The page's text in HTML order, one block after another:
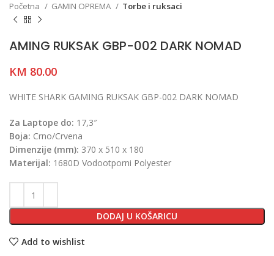
Početna GAMIN OPREMA Torbe i ruksaci
AMING RUKSAK GBP-002 DARK NOMAD
KM 80.00
WHITE SHARK GAMING RUKSAK GBP-002 DARK NOMAD
Za Laptope do: 17,3″
Boja: Crno/Crvena
Dimenzije (mm): 370 x 510 x 180
Materijal: 1680D Vodootporni Polyester
DODAJ U KOŠARICU
Add to wishlist